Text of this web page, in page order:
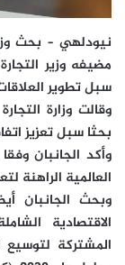
نيودلهي – بحث
مضيفه وزير
سبل تطوير
وقالت وزارة
بحثا سبل تعزيز
وأكد الجانبان
العالمية الراهنة
وبحث الجانبان
الاقتصادية